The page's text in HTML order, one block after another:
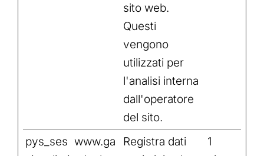
sito web.
Questi
vengono
utilizzati per
l'analisi interna
dall'operatore
del sito.
pys_ses www.ga
Registra dati
1